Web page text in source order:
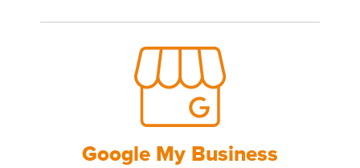
Google My Business